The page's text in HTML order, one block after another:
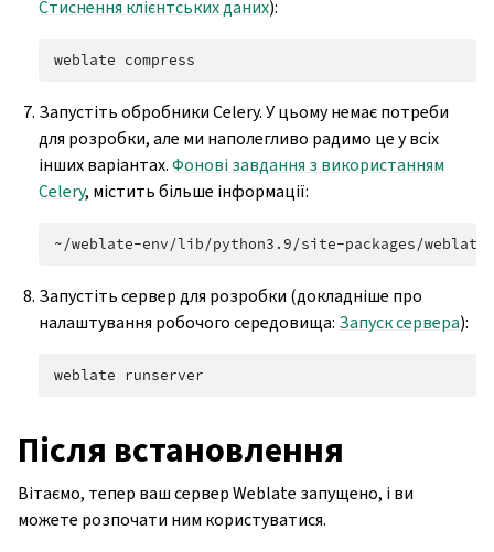
Стиснення клієнтських даних):
weblate
Запустіть обробники Celery. У цьому немає потреби
для розробки, але ми наполегливо радимо це у всіх
інших варіантах.Фонові завдання з використанням
Celery, містить більше інформації:
~/weblate-env/lib/python3.9/site-packages/
Запустіть сервер для розробки (докладніше про
налаштування робочого середовища: Запуск сервера):
weblate
Після встановлення
Вітаємо, тепер ваш сервер Weblate запущено, і ви
можете розпочати ним користуватися.